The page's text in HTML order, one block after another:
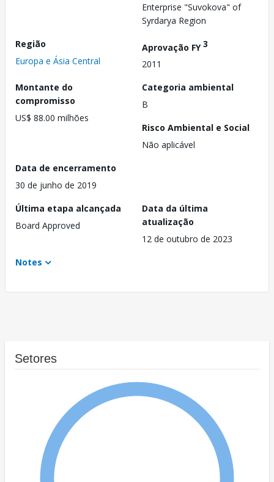
Enterprise "Suvokova" of
Syrdarya Region
Região
Europa e Ásia Central
Aprovação FY3
2011
Montante do
compromisso
US$ 88.00 milhões
Categoria ambiental
B
Risco Ambiental e Social
Não aplicável
Data de encerramento
30 de junho de 2019
Última etapa alcançada
Board Approved
Data da última
atualização
12 de outubro de 2023
Notes
Setores